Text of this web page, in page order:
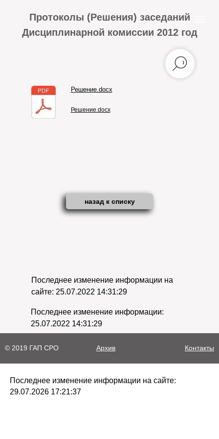
Решение.docx
Решение.docx
Протоколы (Решения) заседаний
Дисциплинарной комиссии 2012 год
назад к списку
Последнее изменение информации на
сайте: 25.07.2022 14:31:29
Последнее изменение информации:
25.07.2022 14:31:29
© 2019 ГАП СРО Архив Контакты
Последнее изменение информации на сайте:
29.07.2026 17:21:37